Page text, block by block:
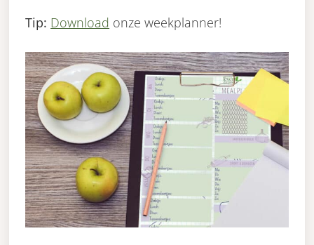
Tip: Download onze weekplanner!